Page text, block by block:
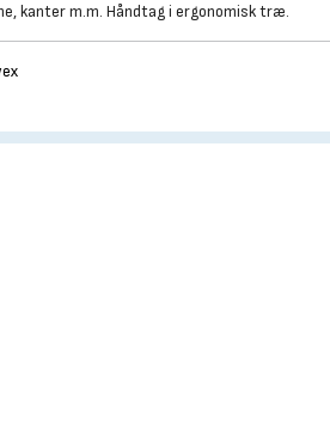
kanter m.m. Håndtag i ergonomisk træ.